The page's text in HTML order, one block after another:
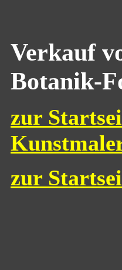
Verkauf
Botanik-
zur
zur